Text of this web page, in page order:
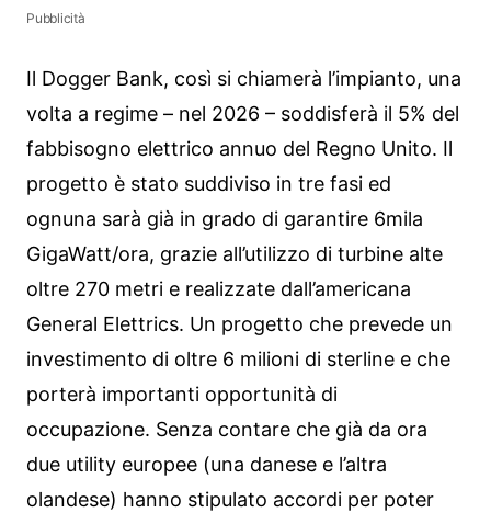
Pubblicità
Il Dogger Bank, così si chiamerà l’impianto, una
volta a regime – nel 2026 – soddisferà il 5% del
fabbisogno elettrico annuo del Regno Unito. Il
progetto è stato suddiviso in tre fasi ed
ognuna sarà già in grado di garantire 6mila
GigaWatt/ora, grazie all’utilizzo di turbine alte
oltre 270 metri e realizzate dall’americana
General Elettrics. Un progetto che prevede un
investimento di oltre 6 milioni di sterline e che
porterà importanti opportunità di
occupazione. Senza contare che già da ora
due utility europee (una danese e l’altra
olandese) hanno stipulato accordi per poter